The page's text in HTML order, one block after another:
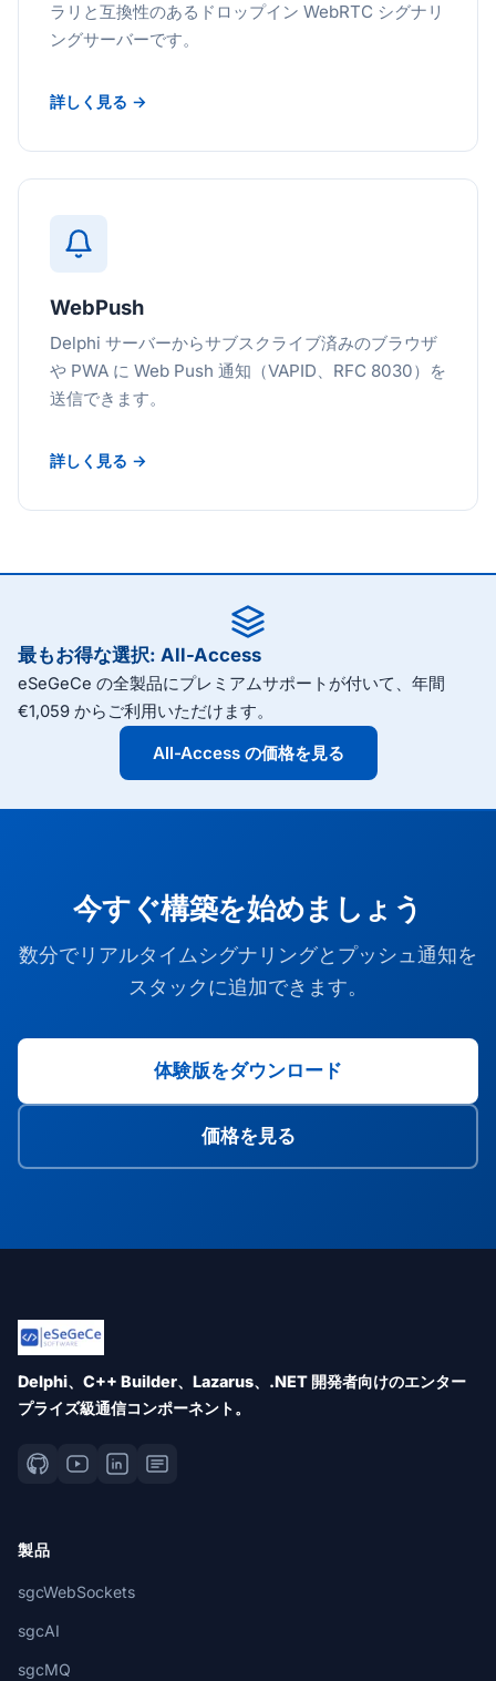
ラリと互換性のあるドロップイン WebRTC シグナリ
ングサーバーです。
詳しく見る →
WebPush
Delphi サーバーからサブスクライブ済みのブラウザ
や PWA に Web Push 通知（VAPID、RFC 8030）を
送信できます。
詳しく見る →
最もお得な選択: All-Access
eSeGeCe の全製品にプレミアムサポートが付いて、年間
€1,059 からご利用いただけます。
All-Access の価格を見る
今すぐ構築を始めましょう
数分でリアルタイムシグナリングとプッシュ通知を
スタックに追加できます。
体験版をダウンロード
価格を見る
Delphi、C++ Builder、Lazarus、.NET 開発者向けのエンター
プライズ級通信コンポーネント。
製品
sgcWebSockets
sgcAI
sgcMQ